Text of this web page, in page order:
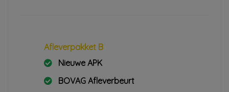
Afleverpakket B
Nieuwe APK
BOVAG Afleverbeurt